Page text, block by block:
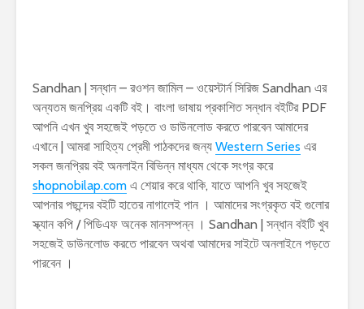
Sandhan | সন্ধান – রওশন জামিল – ওয়েস্টার্ন সিরিজ Sandhan এর
অন্যতম জনপ্রিয় একটি বই। বাংলা ভাষায় প্রকাশিত সন্ধান বইটির PDF
আপনি এখন খুব সহজেই পড়তে ও ডাউনলোড করতে পারবেন আমাদের
এখানে | আমরা সাহিত্য প্রেমী পাঠকদের জন্য Western Series এর
সকল জনপ্রিয় বই অনলাইন বিভিন্ন মাধ্যম থেকে সংগ্র করে
shopnobilap.com এ শেয়ার করে থাকি, যাতে আপনি খুব সহজেই
আপনার পছন্দের বইটি হাতের নাগালেই পান । আমাদের সংগ্রকৃত বই গুলোর
স্ক্যান কপি / পিডিএফ অনেক মানসম্পন্ন । Sandhan | সন্ধান বইটি খুব
সহজেই ডাউনলোড করতে পারবেন অথবা আমাদের সাইটে অনলাইনে পড়তে
পারবেন ।